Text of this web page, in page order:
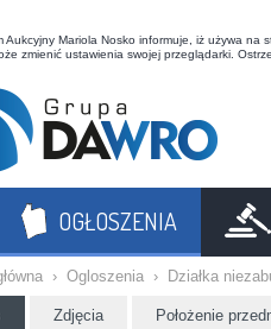
Aukcyjny Mariola Nosko informuje, iż używa
zmienić ustawienia swojej przeglądarki.
OGŁOSZENIA
› Ogloszenia › Działka
Zdjęcia Położenie